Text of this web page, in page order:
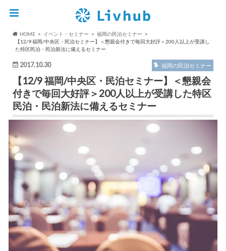
HOME イベント・セミナー
福岡の民泊セミナー
【12/9 福岡/中央区・民泊セミナー】＜懇親会付きで毎回大好評＞200人以上が受講し
た特区民泊・民泊新法に備えるセミナー
2017.10.30 福岡の民泊セミナー
【12/9 福岡/中央区・民泊セミナー】＜懇親会
付きで毎回大好評＞200人以上が受講した特区
民泊・民泊新法に備えるセミナー